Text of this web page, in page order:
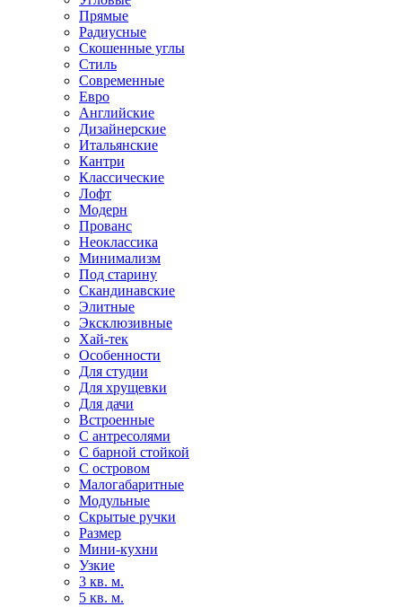
Прямые
Радиусные
Скошенные углы
Стиль
Современные
Евро
Английские
Дизайнерские
Итальянские
Кантри
Классические
Лофт
Модерн
Прованс
Неоклассика
Минимализм
Под старину
Скандинавские
Элитные
Эксклюзивные
Хай-тек
Особенности
Для студии
Для хрущевки
Для дачи
Встроенные
С антресолями
С барной стойкой
С островом
Малогабаритные
Модульные
Скрытые ручки
Размер
Мини-кухни
Узкие
3 кв. м.
5 кв. м.